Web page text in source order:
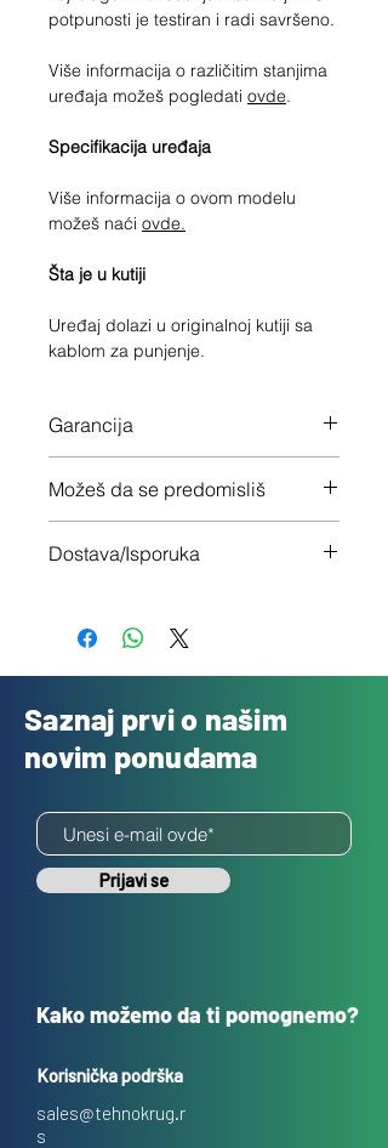
potpunosti je testiran i radi savršeno.
Više informacija o različitim stanjima
uređaja možeš pogledati ovde.
Specifikacija uređaja
Više informacija o ovom modelu
možeš naći ovde.
Šta je u kutiji
Uređaj dolazi u originalnoj kutiji sa
kablom za punjenje.
Garancija
Možeš da se predomisliš
nisi zadovoljan
Dostava/Isporuka
Saznaj prvi o našim
novim ponudama
Prijavi se
Kako možemo da ti pomognemo?
Korisnička podrška
sales@tehnokrug.r
s